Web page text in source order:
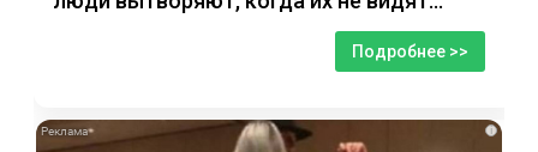
Подробнее >>
i